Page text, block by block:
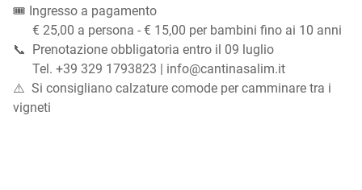
🎟️ Ingresso a pagamento
€ 25,00 a persona - € 15,00 per bambini fino ai 10 anni
📞 Prenotazione obbligatoria entro il 09 luglio
Tel. +39 329 1793823 | info@cantinasalim.it
⚠️ Si consigliano calzature comode per camminare tra i
vigneti